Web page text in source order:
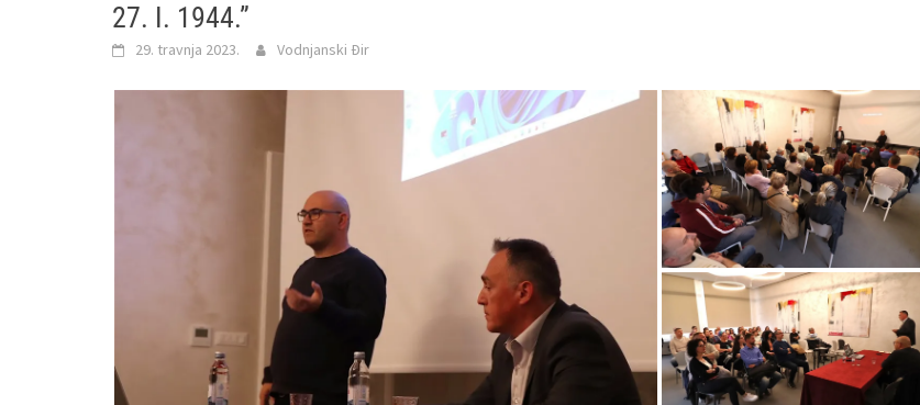
27. I. 1944.”
29. travnja 2023. Vodnjanski Đir